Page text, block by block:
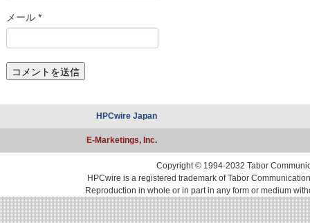
メール *
HPCwire Japan
E-Marketings, Inc.
Copyright © 1994-2032 Tabor
HPCwire is a registered trademark of Tabor
Reproduction in whole or in part in any form or medium